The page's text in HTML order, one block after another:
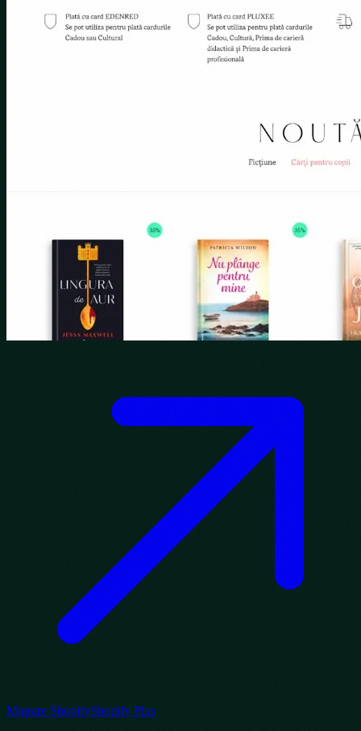
Migrare ShopifyShopify Plus